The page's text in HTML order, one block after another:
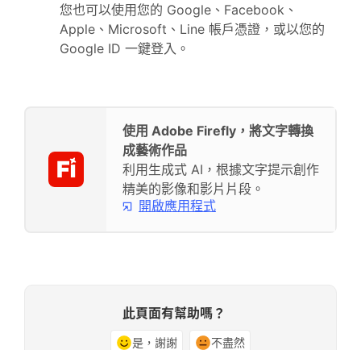
您也可以使用您的 Google、Facebook、
Apple、Microsoft、Line 帳戶憑證，或以您的
Google ID 一鍵登入。
使用 Adobe Firefly，將文字轉換
成藝術作品
利用生成式 AI，根據文字提示創作
精美的影像和影片片段。
開啟應用程式
此頁面有幫助嗎？
是，謝謝 不盡然